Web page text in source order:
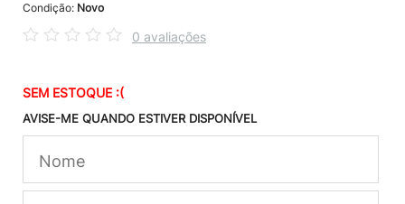
Condição: Novo
0 avaliações
SEM ESTOQUE :(
AVISE-ME QUANDO ESTIVER DISPONÍVEL